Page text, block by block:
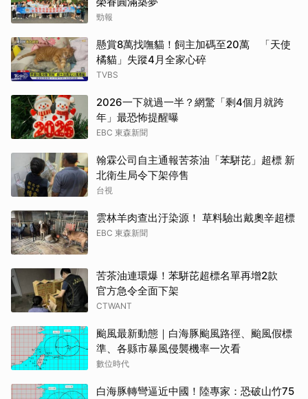
勁報
懸賞8萬找嘸貓！飼主加碼至20萬 「天使
橘貓」失蹤4月全家心碎
TVBS
2026一下就過一半？網驚「剩4個月就跨
年」最恐怖提醒曝
EBC 東森新聞
翰霖公司自主通報苦茶油「苯駢芘」超標 新
北衛生局令下架停售
台視
雲林羊肉查出汙染源！ 草料驗出戴奧辛超標
EBC 東森新聞
苦茶油連環爆！苯駢芘超標名單再增2款
官方急令全面下架
CTWANT
颱風最新動態｜白海豚颱風路徑、颱風假標
準、各縣市暴風侵襲機率一次看
數位時代
白海豚轉彎逼近中國！陸專家：恐破山竹75